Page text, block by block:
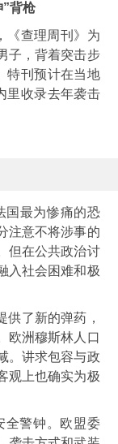
”背枪
查理周刊》为
子，背着突击步
特刊预计在当地
里收录去年袭击
最为惨痛的恐
注意不将涉事的
但在公共政治讨
入社会困难和极
了新的弹药，
欧洲穆斯林人口
。讲求包容与政
观上也确实为极
警钟。欧盟委